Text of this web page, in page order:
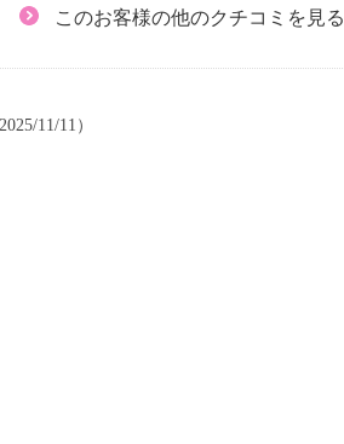
このお客様の他のクチコミを見る
11/11）